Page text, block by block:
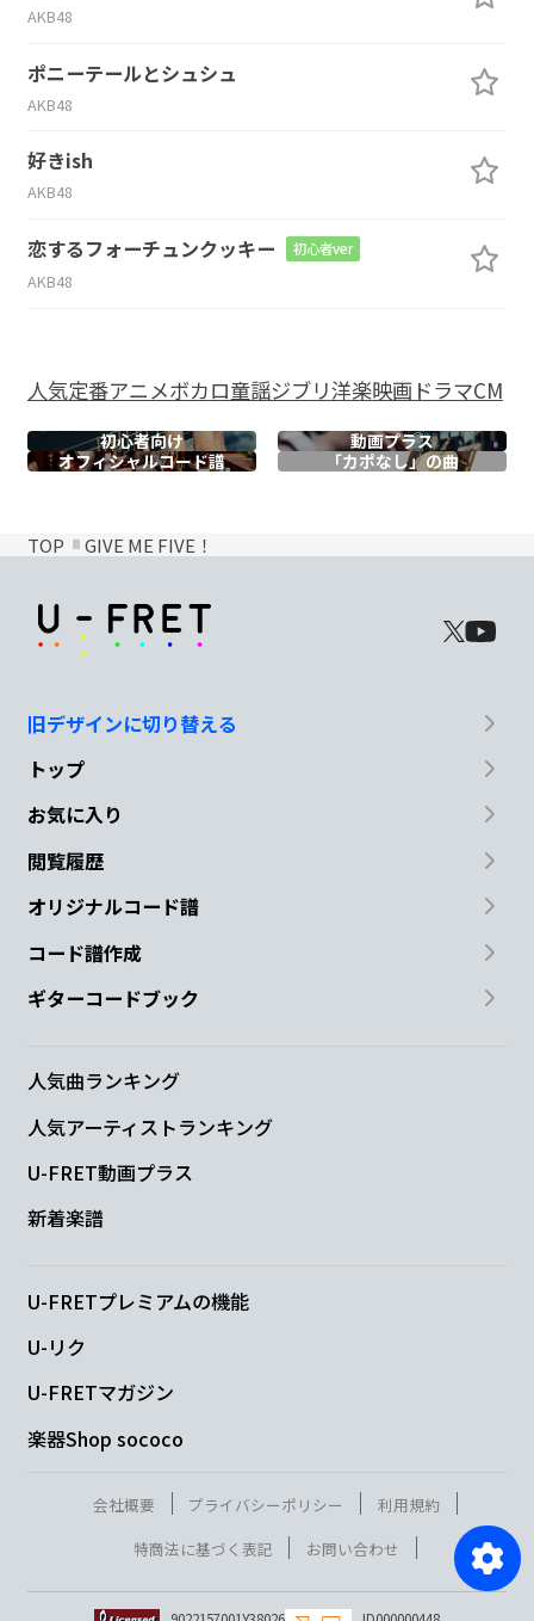
AKB48
ポニーテールとシュシュ
AKB48
好きish
AKB48
恋するフォーチュンクッキー 初心者ver
AKB48
人気定番アニメボカロ童謡ジブリ洋楽映画ドラマCM
初心者向け
動画プラス
オフィシャルコード譜 「カポなし」の曲
TOP GIVE ME FIVE！
旧デザインに切り替える
トップ
お気に入り
閲覧履歴
オリジナルコード譜
コード譜作成
ギターコードブック
人気曲ランキング
人気アーティストランキング
U-FRET動画プラス
新着楽譜
U-FRETプレミアムの機能
U-リク
U-FRETマガジン
楽器Shop sococo
会社概要 プライバシーポリシー
利用規約
特商法に基づく表記
お問い合わせ